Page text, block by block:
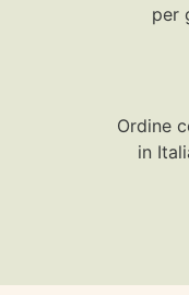
per
Ordine
in